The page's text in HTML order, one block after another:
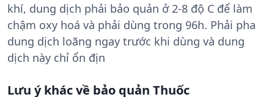
khí, dung dịch phải bảo quản ở 2-8 độ C để làm
chậm oxy hoá và phải dùng trong 96h. Phải pha
dung dịch loãng ngay trước khi dùng và dung
dịch này chỉ ổn địn
Lưu ý khác về bảo quản Thuốc